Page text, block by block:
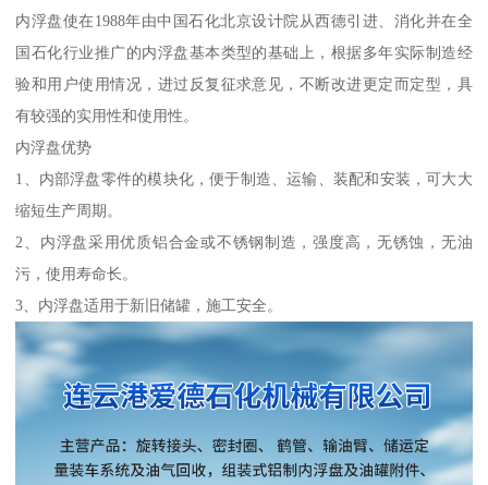
内浮盘使在1988年由中国石化北京设计院从西德引进、消化并在全
国石化行业推广的内浮盘基本类型的基础上，根据多年实际制造经
验和用户使用情况，进过反复征求意见，不断改进更定而定型，具
有较强的实用性和使用性。
内浮盘优势
1、内部浮盘零件的模块化，便于制造、运输、装配和安装，可大大
缩短生产周期。
2、内浮盘采用优质铝合金或不锈钢制造，强度高，无锈蚀，无油
污，使用寿命长。
3、内浮盘适用于新旧储罐，施工安全。